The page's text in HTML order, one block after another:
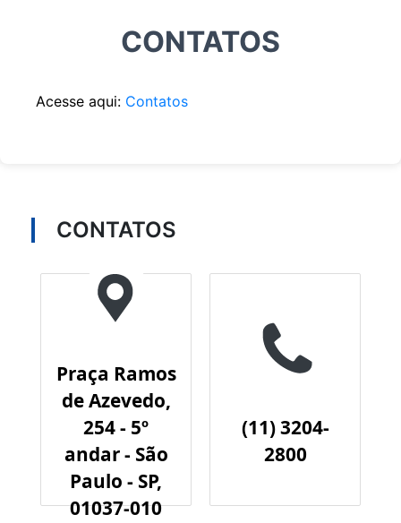
CONTATOS
Acesse aqui: Contatos
CONTATOS
Praça Ramos
de Azevedo,
254 - 5º
andar - São
Paulo - SP,
01037-010
(11) 3204-
2800